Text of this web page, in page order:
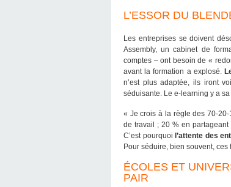
L’ESSOR DU
Les entreprises se doivent
Assembly, un cabinet de
comptes – ont besoin de «
avant la formation a explosé.
n’est plus adaptée, ils iront
séduisante. Le e-learning y a
« Je crois à la règle des 70-
de travail ; 20 % en
C’est pourquoi l’attente des
Pour séduire, bien souvent,
ÉCOLES ET
PAIR